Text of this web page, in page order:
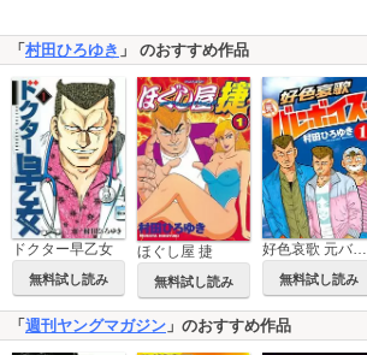
「 村田ひろゆき 」 のおすすめ作品
ドクター早乙女
無料試し読み
ほぐし屋 捷
無料試し読み
好色哀歌 元バレーボーイズ
無料試し読み
「 週刊ヤングマガジン 」のおすすめ作品